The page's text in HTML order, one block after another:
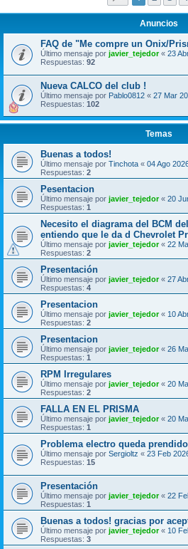
Anuncios
FAQ de "Me compre un Onix/
Último mensaje por javier_tejedor« 23
Respuestas: 92
Nueva CALCO del club !
Último mensaje por Pablo0812 « 27 Mar
Respuestas: 102
Temas
Buenas a todos!
Último mensaje por Tinchota « 04 Ago
Respuestas: 2
Pesentacion
Último mensaje por javier_tejedor« 20
Respuestas: 1
Necesito el diagrama del BCM
entiendo que le da d Chevrolet
Último mensaje por javier_tejedor« 22
Respuestas: 2
Presentación
Último mensaje por javier_tejedor« 27
Respuestas: 4
Presentacion
Último mensaje por javier_tejedor« 10
Respuestas: 2
Presentacion
Último mensaje por javier_tejedor« 26
Respuestas: 1
RPM Irregulares
Último mensaje por javier_tejedor« 20
Respuestas: 2
FALLA EN EL PRISMA
Último mensaje por javier_tejedor« 20
Respuestas: 1
Problema electro queda prendido
Último mensaje por Sergioltz « 23 Feb
Respuestas: 15
Presentación
Último mensaje por javier_tejedor« 22
Respuestas: 1
Buenas a todos! gracias por
Último mensaje por javier_tejedor« 10
Respuestas: 3